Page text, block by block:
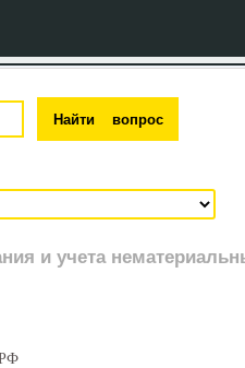
и учета
РФ